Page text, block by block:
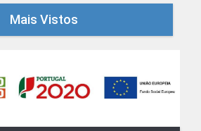
Mais Vistos